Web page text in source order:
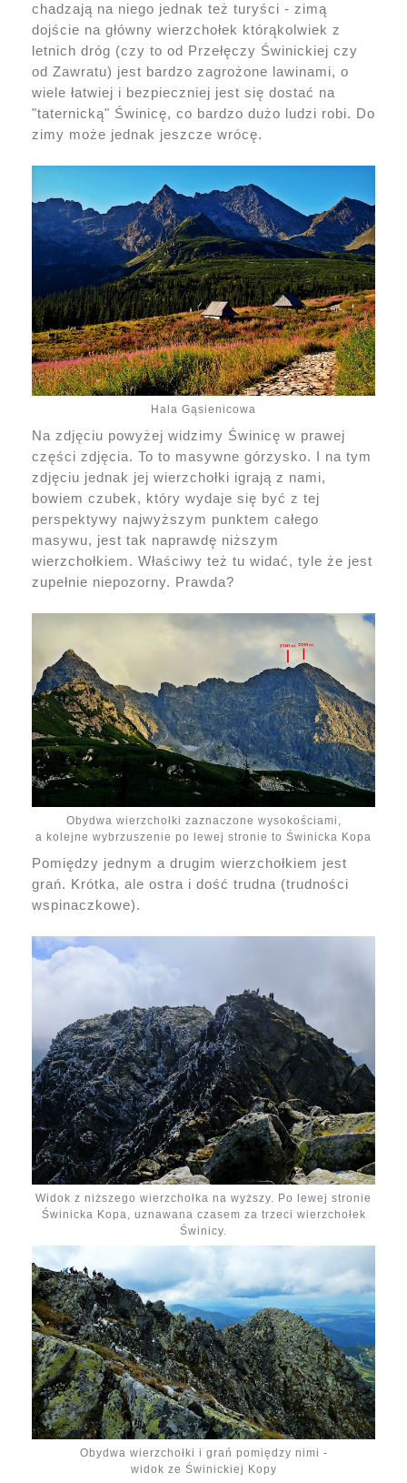
chadzają na niego jednak też turyści - zimą
dojście na główny wierzchołek którąkolwiek z
letnich dróg (czy to od Przełęczy Świnickiej czy
od Zawratu) jest bardzo zagrożone lawinami, o
wiele łatwiej i bezpieczniej jest się dostać na
"taternicką" Świnicę, co bardzo dużo ludzi robi. Do
zimy może jednak jeszcze wrócę.
Hala Gąsienicowa
Na zdjęciu powyżej widzimy Świnicę w prawej
części zdjęcia. To to masywne górzysko. I na tym
zdjęciu jednak jej wierzchołki igrają z nami,
bowiem czubek, który wydaje się być z tej
perspektywy najwyższym punktem całego
masywu, jest tak naprawdę niższym
wierzchołkiem. Właściwy też tu widać, tyle że jest
zupełnie niepozorny. Prawda?
Obydwa wierzchołki zaznaczone wysokościami,
a kolejne wybrzuszenie po lewej stronie to Świnicka Kopa
Pomiędzy jednym a drugim wierzchołkiem jest
grań. Krótka, ale ostra i dość trudna (trudności
wspinaczkowe).
Widok z niższego wierzchołka na wyższy. Po lewej stronie
Świnicka Kopa, uznawana czasem za trzeci wierzchołek
Świnicy.
Obydwa wierzchołki i grań pomiędzy nimi -
widok ze Świnickiej Kopy